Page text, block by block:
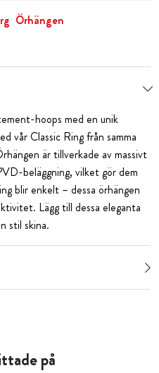
Örhängen
hoops med en unik
vår Classic Ring från samma
är tillverkade av massivt
beläggning, vilket gör dem
blir enkelt – dessa örhängen
Lägg till dessa eleganta
stil skina.
på